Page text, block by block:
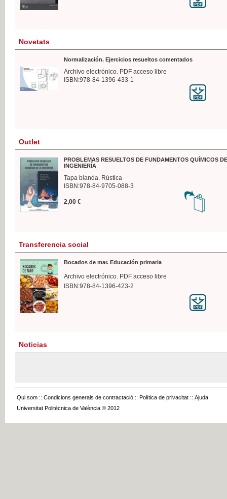
Novetats
Normalización. Ejercicios resueltos comentados
Archivo electrónico. PDF acceso libre
ISBN:978-84-1396-433-1
Outlet
PROBLEMAS RESUELTOS DE FUNDAMENTOS QUÍMICOS
INGENIERÍA
Tapa blanda. Rústica
ISBN:978-84-9705-088-3
2,00 €
Transferencia social
Bocados de mar. Educación primaria
Archivo electrónico. PDF acceso libre
ISBN:978-84-1396-423-2
Noticias
Qui som :: Condicions generals de contractació :: Política de privacitat :: Ajuda
Universitat Politècnica de València © 2012